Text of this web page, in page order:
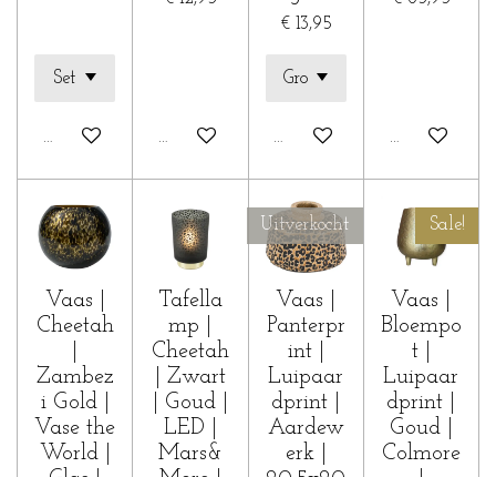
In winkelwagenIn winkelwagen
€ 13,95
In winkelwagenIn
Vaas |
Cheetah
Zambez
i Gold |
Vase the
World |
Tafella
mp |
Cheetah
| Zwart
| Goud |
LED |
Mars&
Uitverkocht
Vaas |
Panterpr
int |
Luipaar
dprint |
Aardew
erk |
Sale!
Vaas |
Bloempo
t |
Luipaar
dprint |
Goud |
Colmore